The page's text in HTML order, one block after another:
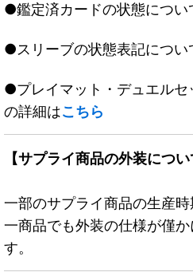
●鑑定済カードの状態につい
●スリーブの状態表記につい
●プレイマット・デュエルセ
の詳細はこちら
【サプライ商品の外装につい
一部のサプライ商品の生産
一商品でも外装の仕様が僅
す。